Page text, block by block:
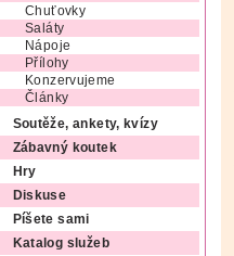
Chuťovky
Saláty
Nápoje
Přílohy
Konzervujeme
Články
Soutěže, ankety, kvízy
Zábavný koutek
Hry
Diskuse
Píšete sami
Katalog služeb